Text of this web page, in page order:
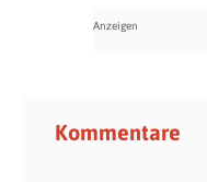
Kommentare